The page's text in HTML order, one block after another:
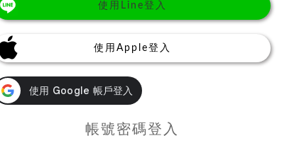
使用Line登入
使用Apple登入
帳號密碼登入